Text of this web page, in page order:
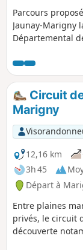
Parcours
Jaunay-Marigny
Départemental
troglodytiques,
carrières de
vue sur la vallée
balisé en Vert
déléguée de
Circuit
Marigny
12,16 km
3h 45
Départ à
Entre plaines
privés, le circuit
découverte